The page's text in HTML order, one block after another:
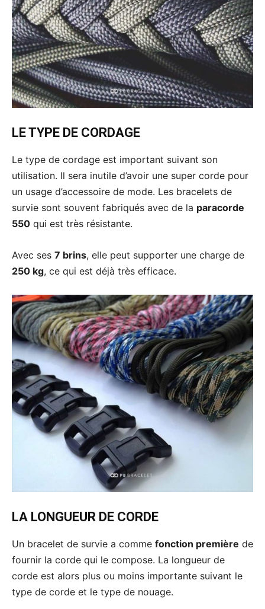
LE TYPE DE CORDAGE
Le type de cordage est important suivant son
utilisation. Il sera inutile d’avoir une super corde pour
un usage d’accessoire de mode. Les bracelets de
survie sont souvent fabriqués avec de la paracorde
550 qui est très résistante.
Avec ses 7 brins, elle peut supporter une charge de
250 kg, ce qui est déjà très efficace.
LA LONGUEUR DE CORDE
Un bracelet de survie a comme fonction première de
fournir la corde qui le compose. La longueur de
corde est alors plus ou moins importante suivant le
type de corde et le type de nouage.